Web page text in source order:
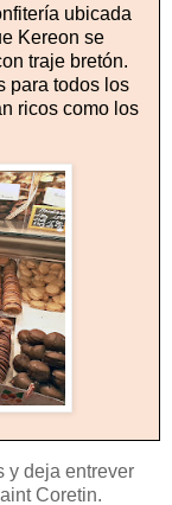
ubicada
Kereon se
traje bretón.
para todos los
ricos como los
y deja entrever
Coretin.